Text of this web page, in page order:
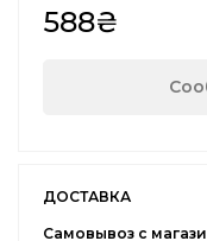
588₴
ДОСТАВКА
Самовывоз с